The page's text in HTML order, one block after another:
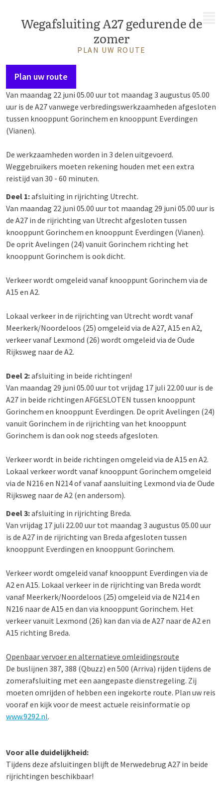
Wegafsluiting A27 gedurende de
zomer
PLAN UW ROUTE
Plan uw route
Van maandag 22 juni 05.00 uur tot maandag 3 augustus 05.00
uur is de A27 vanwege verbredingswerkzaamheden afgesloten
tussen knooppunt Gorinchem en knooppunt Everdingen
(Vianen).
De werkzaamheden worden in 3 delen uitgevoerd.
Weggebruikers moeten rekening houden met een extra
reistijd van 30 - 60 minuten.
Deel 1:afsluiting in rijrichting Utrecht.
Van maandag 22 juni 05.00 uur tot maandag 29 juni 05.00 uur is
de A27 in de rijrichting van Utrecht afgesloten tussen
knooppunt Gorinchem en knooppunt Everdingen (Vianen).
De oprit Avelingen (24) vanuit Gorinchem richting het
knooppunt Gorinchem is ook dicht.
Verkeer wordt omgeleid vanaf knooppunt Gorinchem via de
A15 en A2.
Lokaal verkeer in de rijrichting van Utrecht wordt vanaf
Meerkerk/Noordeloos (25) omgeleid via de A27, A15 en A2,
verkeer vanaf Lexmond (26) wordt omgeleid via de Oude
Rijksweg naar de A2.
Deel 2:afsluiting in beide richtingen!
Van maandag 29 juni 05.00 uur tot vrijdag 17 juli 22.00 uur is de
A27 in beide richtingen AFGESLOTEN tussen knooppunt
Gorinchem en knooppunt Everdingen. De oprit Avelingen (24)
vanuit Gorinchem in de rijrichting van het knooppunt
Gorinchem is dan ook nog steeds afgesloten.
Verkeer wordt in beide richtingen omgeleid via de A15 en A2.
Lokaal verkeer wordt vanaf knooppunt Gorinchem omgeleid
via de N216 en N214 of vanaf aansluiting Lexmond via de Oude
Rijksweg naar de A2 (en andersom).
Deel 3:afsluiting in rijrichting Breda.
Van vrijdag 17 juli 22.00 uur tot maandag 3 augustus 05.00 uur
is de A27 in de rijrichting van Breda afgesloten tussen
knooppunt Everdingen en knooppunt Gorinchem.
Verkeer wordt omgeleid vanaf knooppunt Everdingen via de
A2 en A15. Lokaal verkeer in de rijrichting van Breda wordt
vanaf Meerkerk/Noordeloos (25) omgeleid via de N214 en
N216 naar de A15 en dan via knooppunt Gorinchem. Het
verkeer vanuit Lexmond (26) kan dan via de A27 naar de A2 en
A15 richting Breda.
Openbaar vervoer en alternatieve omleidingsroute
De buslijnen 387, 388 (Qbuzz) en 500 (Arriva) rijden tijdens de
zomerafsluiting met een aangepaste dienstregeling. Zij
moeten omrijden of hebben een ingekorte route. Plan uw reis
vooraf en kijk voor de meest actuele reisinformatie op
www.9292.nl.
Voor alle duidelijkheid:
Tijdens deze afsluitingen blijft de Merwedebrug A27 in beide
rijrichtingen beschikbaar!